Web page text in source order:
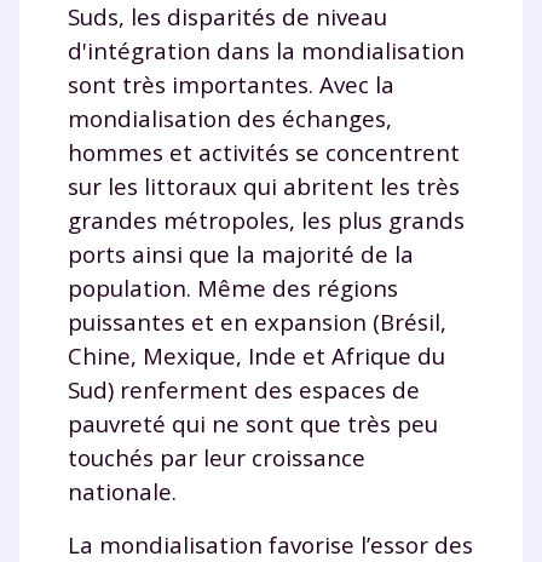
Suds, les disparités de niveau
d'intégration dans la mondialisation
sont très importantes. Avec la
mondialisation des échanges,
hommes et activités se concentrent
sur les littoraux qui abritent les très
grandes métropoles, les plus grands
ports ainsi que la majorité de la
population. Même des régions
puissantes et en expansion (Brésil,
Chine, Mexique, Inde et Afrique du
Sud) renferment des espaces de
pauvreté qui ne sont que très peu
touchés par leur croissance
nationale.
La mondialisation favorise l’essor des